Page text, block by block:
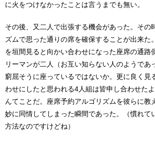
に火をつけなかったことは言うまでも無い。
その後、又二人で出張する機会があった。その
ズムで思った通りの席を確保することが出来た
を垣間見ると向かい合わせになった座席の通路
リーマンが二人（お互い知らない人のようであ
窮屈そうに座っているではないか。更に良く見
わせにしたと思われる4人組は皆申し合わせた
んてことだ。座席予約アルゴリズムを彼らに教
妙に同情してしまった瞬間であった。（慣れて
方法なのですけどね）